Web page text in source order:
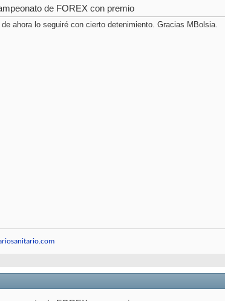
de FOREX con premio
de ahora lo seguiré con cierto detenimiento. Gracias MBolsia.